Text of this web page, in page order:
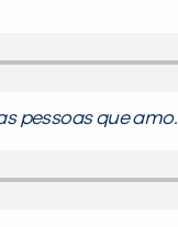
pessoas que amo.